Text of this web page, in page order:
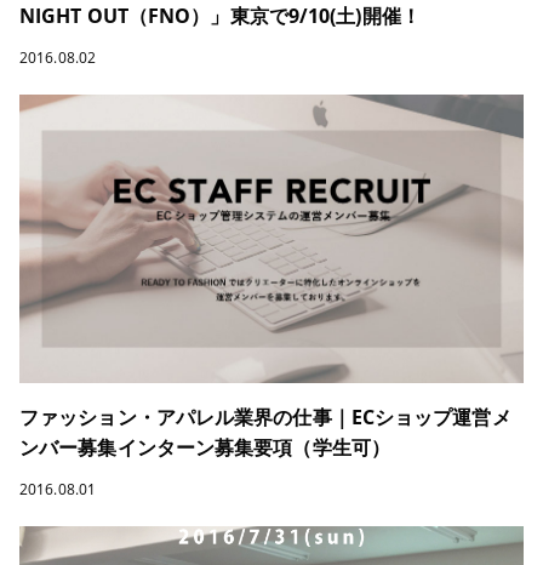
NIGHT OUT（FNO）」東京で9/10(土)開催！
2016.08.02
ファッション・アパレル業界の仕事｜ECショップ運営メ
ンバー募集インターン募集要項（学生可）
2016.08.01